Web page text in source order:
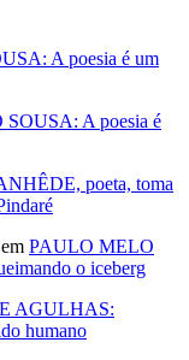
A poesia é um
A poesia é
poeta, toma
em PAULO MELO
o iceberg
AGULHAS:
humano